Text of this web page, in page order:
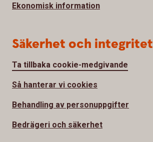
Ekonomisk information
Säkerhet och integritet
Ta tillbaka cookie-medgivande
Så hanterar vi cookies
Behandling av personuppgifter
Bedrägeri och säkerhet